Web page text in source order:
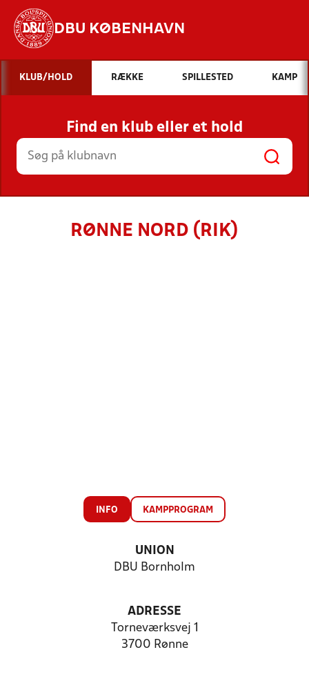
DBU KØBENHAVN
Hvad vil du søge efter?
INDHOLD OG NYHEDER
STILLINGER, RESULTATER, KLUBBER OG
HOLD
KLUB/HOLD RÆKKE SPILLESTED KAMP
Find en klub eller et hold
RØNNE NORD (RIK)
INFO KAMPPROGRAM
UNION
DBU Bornholm
ADRESSE
Torneværksvej 1
3700 Rønne